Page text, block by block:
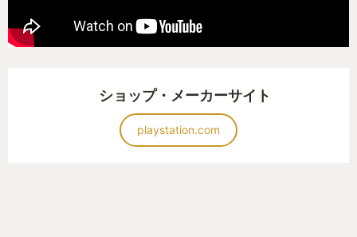
ショップ・メーカーサイト
playstation.com